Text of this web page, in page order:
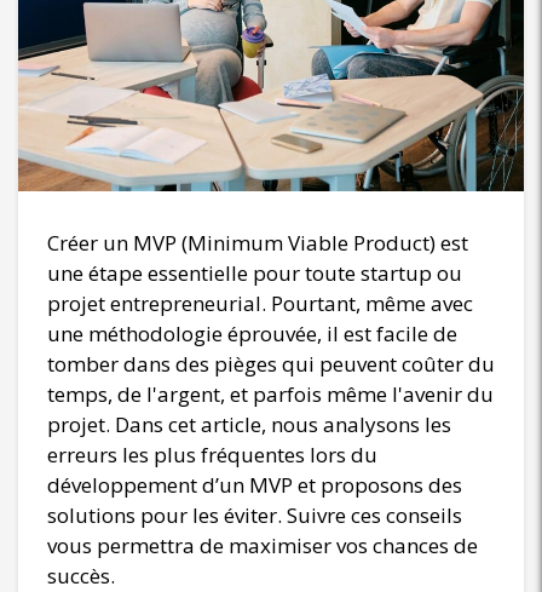
Créer un MVP (Minimum Viable Product) est
une étape essentielle pour toute startup ou
projet entrepreneurial. Pourtant, même avec
une méthodologie éprouvée, il est facile de
tomber dans des pièges qui peuvent coûter du
temps, de l'argent, et parfois même l'avenir du
projet. Dans cet article, nous analysons les
erreurs les plus fréquentes lors du
développement d’un MVP et proposons des
solutions pour les éviter. Suivre ces conseils
vous permettra de maximiser vos chances de
succès.